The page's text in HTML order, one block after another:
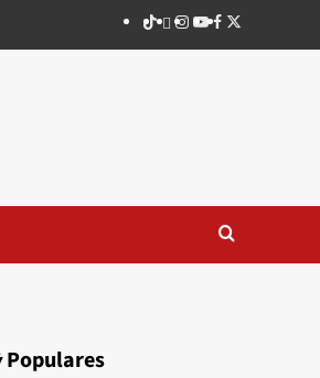
TikTok
threads
Instagram
Youtube
Facebook
X
Populares